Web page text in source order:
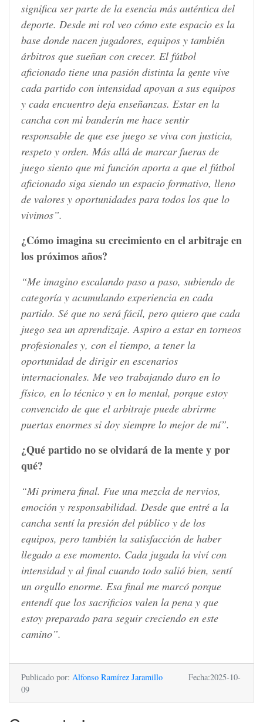
significa ser parte de la esencia más auténtica del
deporte. Desde mi rol veo cómo este espacio es la
base donde nacen jugadores, equipos y también
árbitros que sueñan con crecer. El fútbol
aficionado tiene una pasión distinta la gente vive
cada partido con intensidad apoyan a sus equipos
y cada encuentro deja enseñanzas. Estar en la
cancha con mi banderín me hace sentir
responsable de que ese juego se viva con justicia,
respeto y orden. Más allá de marcar fueras de
juego siento que mi función aporta a que el fútbol
aficionado siga siendo un espacio formativo, lleno
de valores y oportunidades para todos los que lo
vivimos”.
¿Cómo imagina su crecimiento en el arbitraje en
los próximos años?
“Me imagino escalando paso a paso, subiendo de
categoría y acumulando experiencia en cada
partido. Sé que no será fácil, pero quiero que cada
juego sea un aprendizaje. Aspiro a estar en torneos
profesionales y, con el tiempo, a tener la
oportunidad de dirigir en escenarios
internacionales. Me veo trabajando duro en lo
físico, en lo técnico y en lo mental, porque estoy
convencido de que el arbitraje puede abrirme
puertas enormes si doy siempre lo mejor de mí”.
¿Qué partido no se olvidará de la mente y por
qué?
“Mi primera final. Fue una mezcla de nervios,
emoción y responsabilidad. Desde que entré a la
cancha sentí la presión del público y de los
equipos, pero también la satisfacción de haber
llegado a ese momento. Cada jugada la viví con
intensidad y al final cuando todo salió bien, sentí
un orgullo enorme. Esa final me marcó porque
entendí que los sacrificios valen la pena y que
estoy preparado para seguir creciendo en este
camino”.
Publicado por: Alfonso Ramírez Jaramillo Fecha:2025-10-
09